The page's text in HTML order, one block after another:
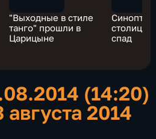
"Выходные в стиле
танго" прошли в
Царицыне
столице
спад
(14:20)
2014